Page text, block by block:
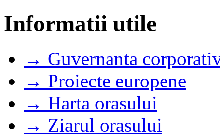
Informatii utile
→ Guvernanta
→ Proiecte europene
→ Harta orasului
→ Ziarul orasului